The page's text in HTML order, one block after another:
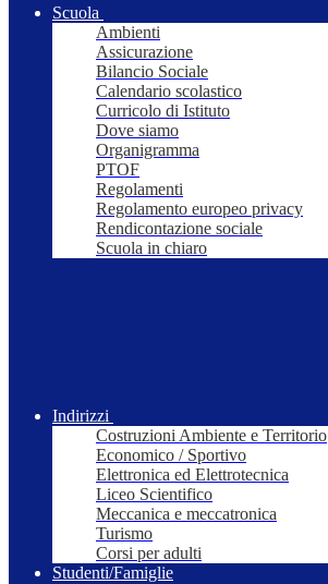
Scuola
Ambienti
Assicurazione
Bilancio Sociale
Calendario scolastico
Curricolo di Istituto
Dove siamo
Organigramma
PTOF
Regolamenti
Regolamento europeo privacy
Rendicontazione sociale
Scuola in chiaro
Indirizzi
Costruzioni Ambiente e Territorio
Economico / Sportivo
Elettronica ed Elettrotecnica
Liceo Scientifico
Meccanica e meccatronica
Turismo
Corsi per adulti
Studenti/Famiglie